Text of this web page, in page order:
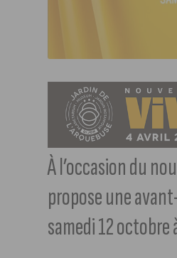
À l’occasion du
propose une
samedi 12 octobre